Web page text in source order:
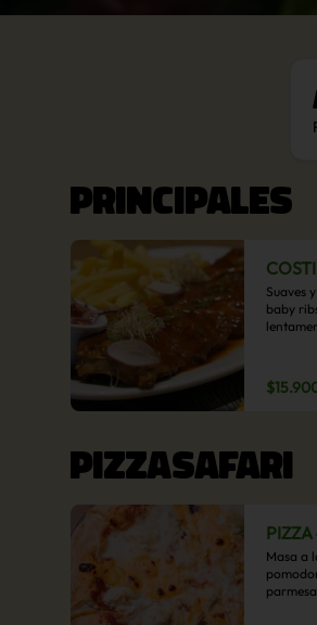
PRINCIPALES
Suaves
baby
PIZZASAFARI
Masa a